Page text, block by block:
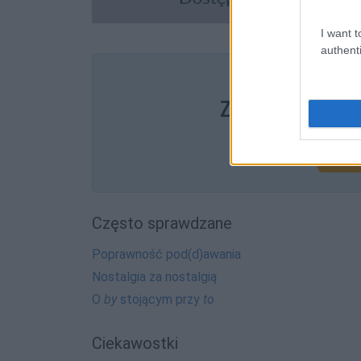
I want
Zobacz, co
Często sprawdzane
Poprawność pod(d)awania
Nostalgia za nostalgią
O bystojącym przy to
Ciekawostki